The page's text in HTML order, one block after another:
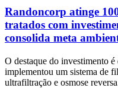
Randoncorp atinge
tratados com
consolida meta
O destaque do investimento
implementou um sistema de
ultrafiltração e osmose